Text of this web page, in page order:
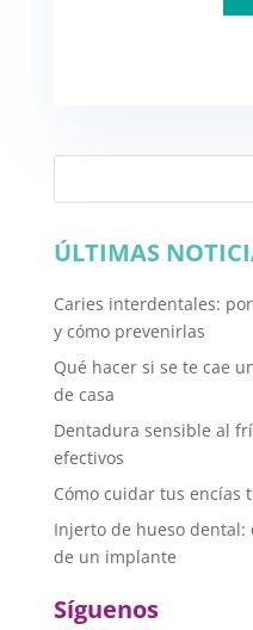
ÚLTIMAS
Caries interdentales:
y cómo prevenirlas
Qué hacer si se te cae
de casa
Dentadura sensible al
efectivos
Cómo cuidar tus encías
Injerto de hueso dental:
de un implante
Síguenos